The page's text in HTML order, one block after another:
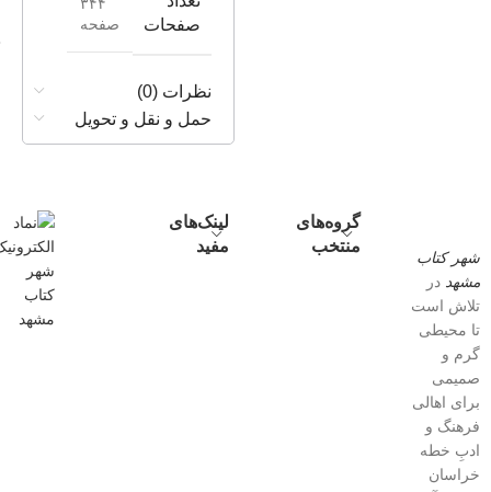
صفحات
صفحه
نظرات (0)
حمل و نقل و تحویل
شهر کتاب
مشهد در
تلاش است
تا محیطی
گرم و
صمیمی
برای اهالی
فرهنگ و
ادبِ خطه
خراسان
گروه‌های
منتخب
لینک‌های
مفید